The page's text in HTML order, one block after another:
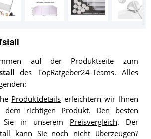
auf der Produktseite zum
des TopRatgeber24-Teams. Alles
Produktdetails erleichtern wir Ihnen
dem richtigen Produkt. Den besten
Sie in unserem Preisvergleich. Der
kann Sie noch nicht überzeugen?